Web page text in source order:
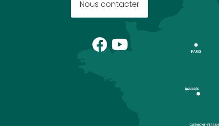
Nous contacter